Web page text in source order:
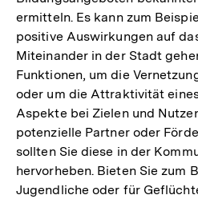
ermitteln. Es kann zum
positive Auswirkungen auf
Miteinander in der Stadt
Funktionen, um die
oder um die Attraktivität
Aspekte bei Zielen und
potenzielle Partner oder
sollten Sie diese in der
hervorheben. Bieten Sie zum
Jugendliche oder für